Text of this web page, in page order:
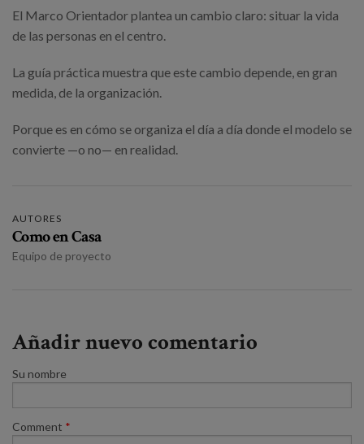
El Marco Orientador plantea un cambio claro: situar la vida
de las personas en el centro.
La guía práctica muestra que este cambio depende, en gran
medida, de la organización.
Porque es en cómo se organiza el día a día donde el modelo se
convierte —o no— en realidad.
AUTORES
Como en Casa
Equipo de proyecto
Añadir nuevo comentario
Su nombre
Comment *